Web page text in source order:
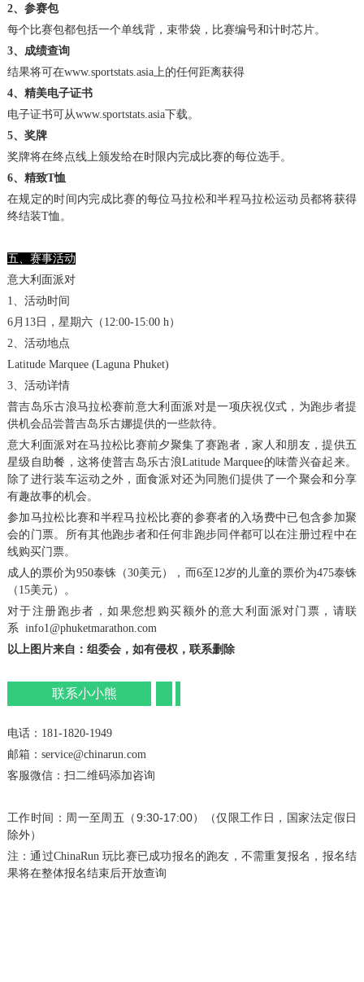
2、参赛包
每个比赛包都包括一个单线背，束带袋，比赛编号和计时芯片。
3、成绩查询
结果将可在www.sportstats.asia上的任何距离获得
4、精美电子证书
电子证书可从www.sportstats.asia下载。
5、奖牌
奖牌将在终点线上颁发给在时限内完成比赛的每位选手。
6、精致T恤
在规定的时间内完成比赛的每位马拉松和半程马拉松运动员都将获得
终结装T恤。
五、赛事活动
意大利面派对
1、活动时间
6月13日，星期六（12:00-15:00 h）
2、活动地点
Latitude Marquee (Laguna Phuket)
3、活动详情
普吉岛乐古浪马拉松赛前意大利面派对是一项庆祝仪式，为跑步者提
供机会品尝普吉岛乐古娜提供的一些款待。
意大利面派对在马拉松比赛前夕聚集了赛跑者，家人和朋友，提供五
星级自助餐，这将使普吉岛乐古浪Latitude Marquee的味蕾兴奋起来。
除了进行装车运动之外，面食派对还为同胞们提供了一个聚会和分享
有趣故事的机会。
参加马拉松比赛和半程马拉松比赛的参赛者的入场费中已包含参加聚
会的门票。所有其他跑步者和任何非跑步同伴都可以在注册过程中在
线购买门票。
成人的票价为950泰铢（30美元），而6至12岁的儿童的票价为475泰铢
（15美元）。
对于注册跑步者，如果您想购买额外的意大利面派对门票，请联
系 info1@phuketmarathon.com
以上图片来自：组委会，如有侵权，联系删除
联系小小熊
电话：181-1820-1949
邮箱：service@chinarun.com
客服微信：扫二维码添加咨询
工作时间：周一至周五（9:30-17:00）（仅限工作日，国家法定假日
除外）
注：通过ChinaRun 玩比赛已成功报名的跑友，不需重复报名，报名结
果将在整体报名结束后开放查询